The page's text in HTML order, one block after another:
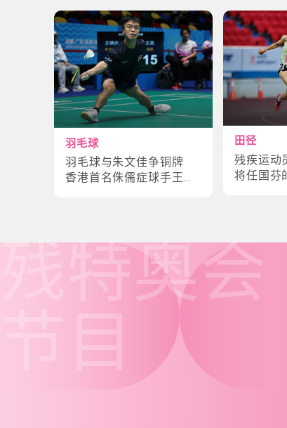
羽毛球
羽毛球与朱文佳争铜牌
香港首名侏儒症球手王镇
田径
残疾运
将任国芬
残特奥会